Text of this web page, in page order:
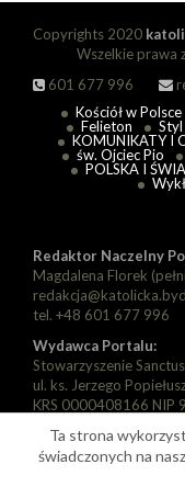
Copyrights 2020
Wszelkie prawa
601 677 996
Kościół w Polsce
Felieton
Styl
KOMUNIKATY I
św. Ojciec Pio
POLSKA I
Redaktor Naczelny
Magdalena Florek
tel. +48 601 677 996
Wydawca Portalu:
Stowarzyszenie
ul. ks. Jerzego
KRS 0000408166
Zarząd:
Prezes: Piotr Florek
Ta strona
świadczonych na